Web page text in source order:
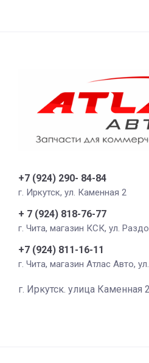
+7 (924) 290- 84-84
г. Иркутск, ул. Каменная 2
+ 7 (924) 818-76-77
г. Чита, магазин КСК, ул.
+7 (924) 811-16-11
г. Чита, магазин Атлас Авто,
г. Иркутск. улица